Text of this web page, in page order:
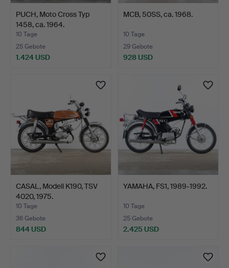
PUCH, Moto Cross Typ
1458, ca. 1964.
10 Tage
25 Gebote
1.424 USD
MCB, 50SS, ca. 1968.
10 Tage
29 Gebote
928 USD
CASAL, Modell K190, TSV
4020, 1975.
10 Tage
36 Gebote
844 USD
YAMAHA, FS1, 1989-1992.
10 Tage
25 Gebote
2.425 USD